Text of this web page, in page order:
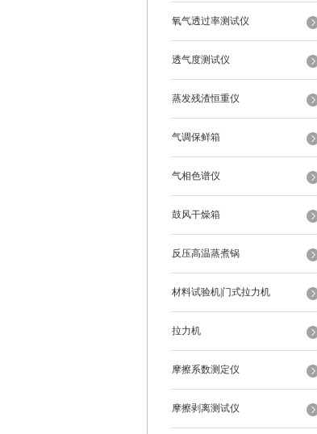
氧气透过率测试仪
透气度测试仪
蒸发残渣恒重仪
气调保鲜箱
气相色谱仪
鼓风干燥箱
反压高温蒸煮锅
材料试验机|门式拉力机
拉力机
摩擦系数测定仪
摩擦剥离测试仪